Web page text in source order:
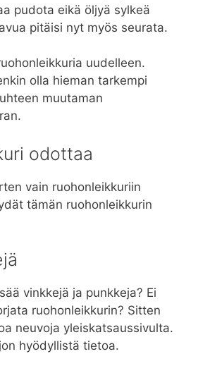
pudota eikä öljyä sylkeä
pitäisi nyt myös seurata.
uudelleen.
olla hieman tarkempi
muutaman
odottaa
vain ruohonleikkuriin
tämän ruohonleikkurin
vinkkejä ja punkkeja? Ei
ruohonleikkurin? Sitten
neuvoja yleiskatsaussivulta.
hyödyllistä tietoa.